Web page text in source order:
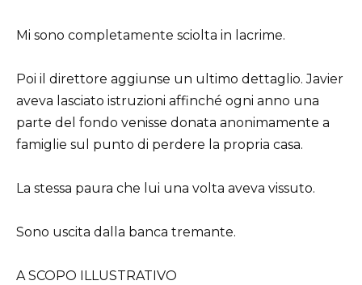
Mi sono completamente sciolta in lacrime.
Poi il direttore aggiunse un ultimo dettaglio. Javier
aveva lasciato istruzioni affinché ogni anno una
parte del fondo venisse donata anonimamente a
famiglie sul punto di perdere la propria casa.
La stessa paura che lui una volta aveva vissuto.
Sono uscita dalla banca tremante.
A SCOPO ILLUSTRATIVO